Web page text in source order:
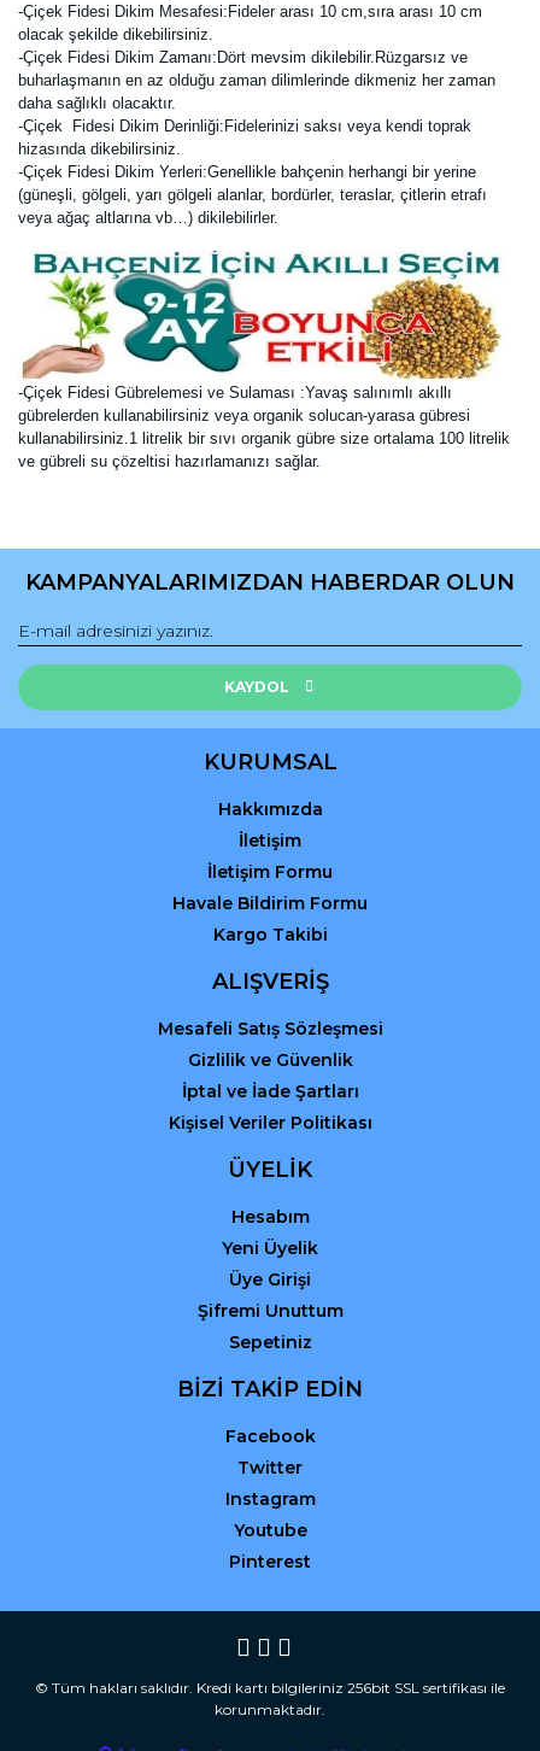
-Çiçek Fidesi Dikim Mesafesi:Fideler arası 10 cm,sıra arası 10 cm
olacak şekilde dikebilirsiniz.
-Çiçek Fidesi Dikim Zamanı:Dört mevsim dikilebilir.Rüzgarsız ve
buharlaşmanın en az olduğu zaman dilimlerinde dikmeniz her zaman
daha sağlıklı olacaktır.
-Çiçek Fidesi Dikim Derinliği:Fidelerinizi saksı veya kendi toprak
hizasında dikebilirsiniz.
-Çiçek Fidesi Dikim Yerleri:Genellikle bahçenin herhangi bir yerine
(güneşli, gölgeli, yarı gölgeli alanlar, bordürler, teraslar, çitlerin etrafı
veya ağaç altlarına vb…) dikilebilirler.
-Çiçek Fidesi Gübrelemesi ve Sulaması :Yavaş salınımlı akıllı
gübrelerden kullanabilirsiniz veya organik solucan-yarasa gübresi
kullanabilirsiniz.1 litrelik bir sıvı organik gübre size ortalama 100 litrelik
ve gübreli su çözeltisi hazırlamanızı sağlar.
konularda yetersiz gördüğünüz noktaları öneri formunu
Görüş ve önerileriniz için teşekkür ederiz.
Ürün resmi kalitesiz, bozuk veya görüntülenemiyor.
Ürün açıklamasında eksik bilgiler bulunuyor.
Ürün fiyatı diğer sitelerden daha pahalı.
Gönder
KAMPANYALARIMIZDAN HABERDAR OLUN
KAYDOL
KURUMSAL
Hakkımızda
İletişim
İletişim Formu
Havale Bildirim Formu
Kargo Takibi
ALIŞVERİŞ
Mesafeli Satış Sözleşmesi
Gizlilik ve Güvenlik
İptal ve İade Şartları
Kişisel Veriler Politikası
ÜYELİK
Hesabım
Yeni Üyelik
Üye Girişi
Şifremi Unuttum
Sepetiniz
BİZİ TAKİP EDİN
Facebook
Twitter
Instagram
Youtube
Pinterest
© Tüm hakları saklıdır. Kredi kartı bilgileriniz 256bit SSL sertifikası ile
korunmaktadır.